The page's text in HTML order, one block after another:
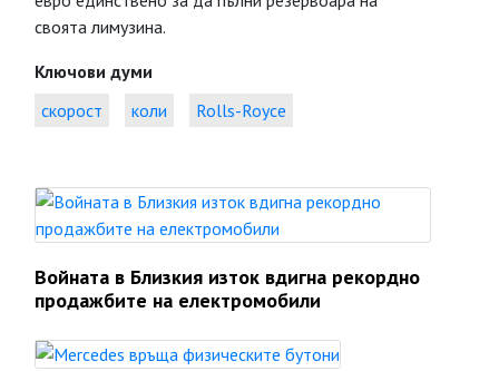
своята лимузина.
Ключови думи
скорост
коли Rolls-Royce
Войната в Близкия изток вдигна рекордно
продажбите на електромобили